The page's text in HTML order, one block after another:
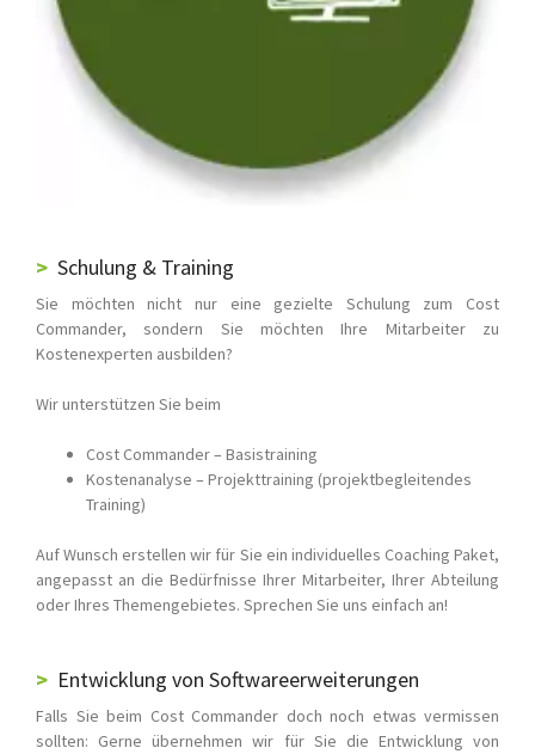
Schulung & Training
Sie möchten nicht nur eine gezielte Schulung zum Cost
Commander, sondern Sie möchten Ihre Mitarbeiter zu
Kostenexperten ausbilden?
Wir unterstützen Sie beim
Cost Commander – Basistraining
Kostenanalyse – Projekttraining (projektbegleitendes
Training)
Auf Wunsch erstellen wir für Sie ein individuelles Coaching Paket,
angepasst an die Bedürfnisse Ihrer Mitarbeiter, Ihrer Abteilung
oder Ihres Themengebietes. Sprechen Sie uns einfach an!
Entwicklung von Softwareerweiterungen
Falls Sie beim Cost Commander doch noch etwas vermissen
sollten: Gerne übernehmen wir für Sie die Entwicklung von